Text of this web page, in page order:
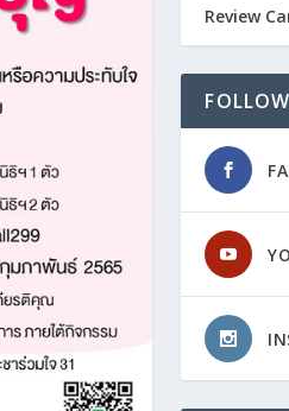
Review